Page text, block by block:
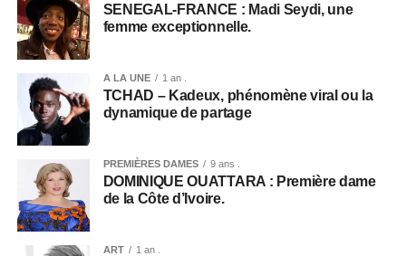
SENEGAL-FRANCE : Madi Seydi, une
femme exceptionnelle.
A LA UNE 1 an .
TCHAD – Kadeux, phénomène viral ou la
dynamique de partage
PREMIÈRES DAMES 9 ans .
DOMINIQUE OUATTARA : Première dame
de la Côte d’Ivoire.
ART 1 an .